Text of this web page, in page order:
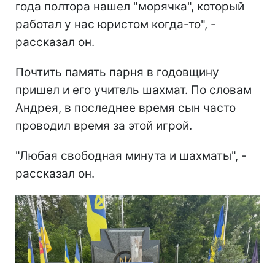
года полтора нашел "морячка", который
работал у нас юристом когда-то", -
рассказал он.
Почтить память парня в годовщину
пришел и его учитель шахмат. По словам
Андрея, в последнее время сын часто
проводил время за этой игрой.
"Любая свободная минута и шахматы", -
рассказал он.